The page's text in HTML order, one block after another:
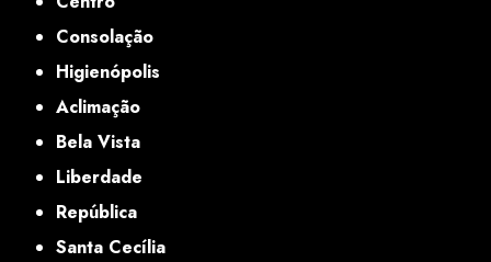
Consolação
Higienópolis
Aclimação
Bela Vista
Liberdade
República
Santa Cecília